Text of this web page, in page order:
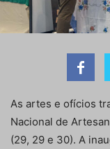
As artes e ofícios
Nacional de
(29, 29 e 30). A